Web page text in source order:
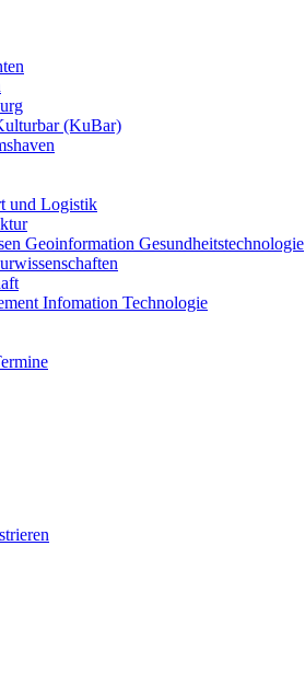
(KuBar)
und Logistik
Geoinformation Gesundheitstechnologie
Infomation Technologie